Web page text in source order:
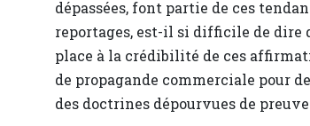
dépassées, font partie de ces
reportages, est-il si difficile de dire
place à la crédibilité de ces
de propagande commerciale pour
des doctrines dépourvues de